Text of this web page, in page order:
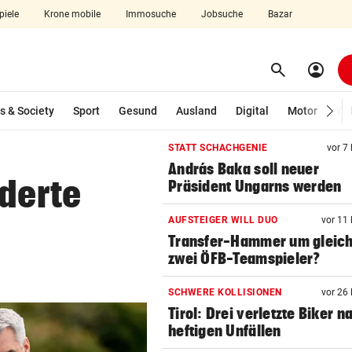
Krone mobile Immosuche Jobsuche Bazar
aufklappen search Suchen
account_circle
& Society Sport Gesund Ausland Digital Motor
STATT SCHACHGENIE vor 7
András Baka soll neuer
Präsident Ungarns werden
AUFSTEIGER WILL DUO vor 11
Transfer-Hammer um gleich
zwei ÖFB-Teamspieler?
SCHWERE KOLLISIONEN vor 26
Tirol: Drei verletzte Biker
heftigen Unfällen